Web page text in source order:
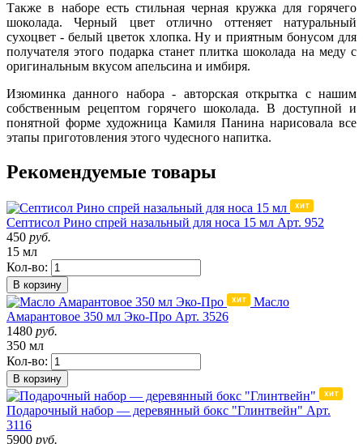
Также в наборе есть стильная черная кружка для горячего
шоколада. Черный цвет отлично оттеняет натуральный
сухоцвет - белый цветок хлопка. Ну и приятным бонусом для
получателя этого подарка станет плитка шоколада на меду с
оригинальным вкусом апельсина и имбиря.
Изюминка данного набора - авторская открытка с нашим
собственным рецептом горячего шоколада. В доступной и
понятной форме художница Камиля Панина нарисовала все
этапы приготовления этого чудесного напитка.
Рекомендуемые товары
Септисол Рино спрей назальный для носа 15 мл Арт. 952
450 руб.
15 мл
Кол-во:
В корзину
Масло
Амарантовое 350 мл Эко-Про Арт. 3526
1480 руб.
350 мл
Кол-во:
В корзину
Подарочный набор — деревянный бокс "Глинтвейн" Арт.
3116
5900 руб.